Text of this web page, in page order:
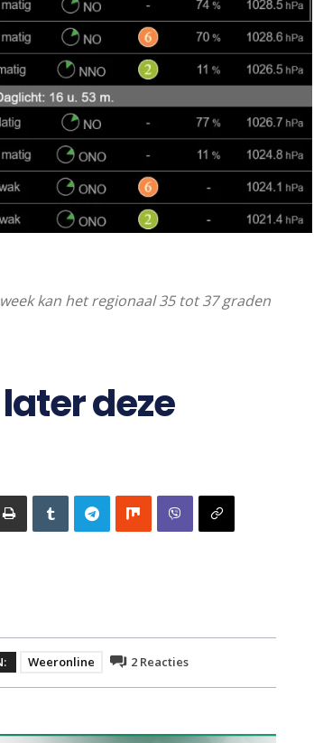
kan het regionaal 35 tot 37 graden
deze
Weeronline 2 Reacties